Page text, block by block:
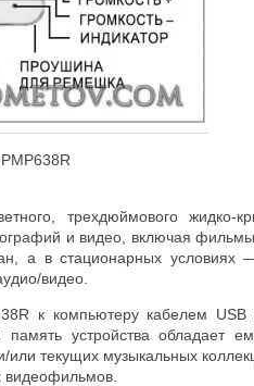
трехдюймового жидко-
и видео, включая
а в стационарных
видео.
к компьютеру кабелем
память устройства обладает
текущих музыкальных
видеофильмов.